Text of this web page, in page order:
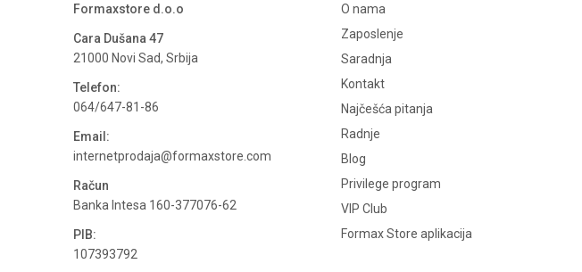
Formaxstore d.o.o
Cara Dušana 47
21000 Novi Sad, Srbija
Telefon:
064/647-81-86
Email:
internetprodaja@formaxstore.com
Račun
Banka Intesa 160-377076-62
PIB:
107393792
O nama
Zaposlenje
Saradnja
Kontakt
Najčešća pitanja
Radnje
Blog
Privilege program
VIP Club
Formax Store aplikacija